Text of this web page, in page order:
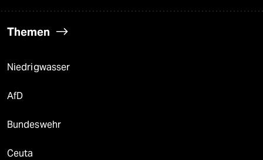
Themen
Niedrigwasser
AfD
Bundeswehr
Ceuta